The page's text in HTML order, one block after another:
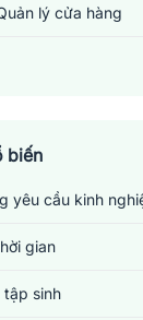
lý cửa hàng
tư - Chứng khoán
sức khỏe
biến
yêu cầu kinh
gian
tập sinh